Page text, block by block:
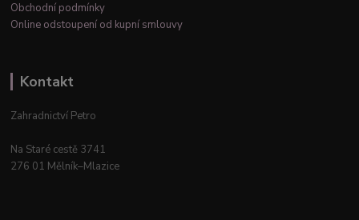
Obchodní podmínky
Online odstoupení od kupní smlouvy
Kontakt
Zahradnictví Petro
Na Staré cestě 3741
276 01 Mělník–Mlazice